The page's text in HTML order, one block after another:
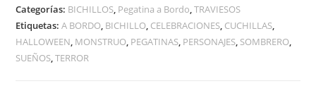
cantidad
Categorías: BICHILLOS, Pegatina a Bordo,TRAVIESOS
Etiquetas:A BORDO, BICHILLO, CELEBRACIONES, CUCHILLAS,
HALLOWEEN, MONSTRUO, PEGATINAS, PERSONAJES, SOMBRERO,
SUEÑOS,TERROR